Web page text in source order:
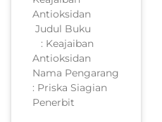
Antioksidan
Judul Buku
: Keajaiban
Antioksidan
Nama Pengarang
: Priska Siagian
Penerbit